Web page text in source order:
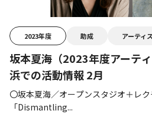
2023年度 助成 アーティ
坂本夏海（2023年度アーテ
浜での活動情報 2月
〇坂本夏海／オープンスタジオ＋レ
「Dismantling...